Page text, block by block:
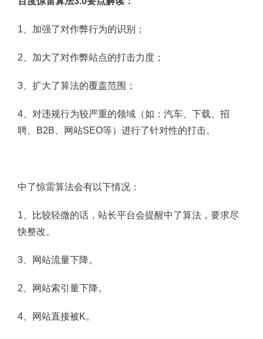
1、加强了对作弊行为的识别；
2、加大了对作弊站点的打击力度；
3、扩大了算法的覆盖范围；
4、对违规行为较严重的领域（如：汽车、下载、招
聘、B2B、网站SEO等）进行了针对性的打击。
中了惊雷算法会有以下情况：
1、比较轻微的话，站长平台会提醒中了算法，要求尽
快整改。
3、网站流量下降。
2、网站索引量下降。
4、网站直接被K。